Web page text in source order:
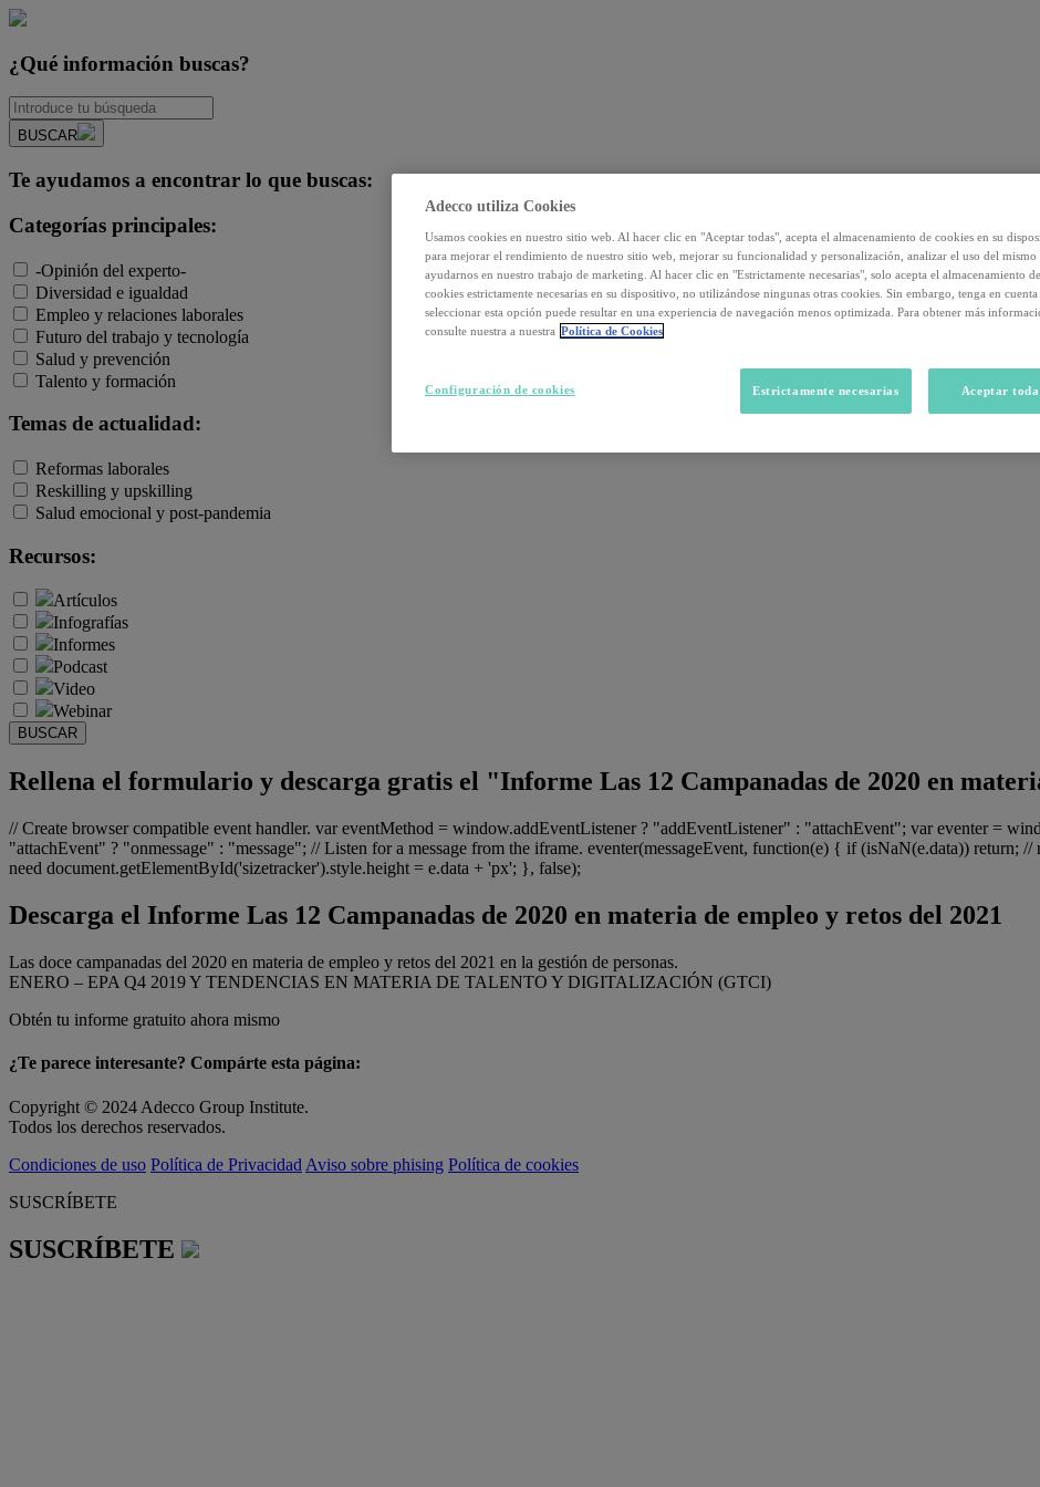
¿Qué información buscas?
BUSCAR
Te ayudamos a encontrar lo que buscas:
Categorías principales:
-Opinión del experto-
Diversidad e igualdad
Empleo y relaciones laborales
Futuro del trabajo y tecnología
Salud y prevención
Talento y formación
Temas de actualidad:
Reformas laborales
Reskilling y upskilling
Salud emocional y post-pandemia
Recursos:
Artículos
Infografías
Informes
Podcast
Video
Webinar
BUSCAR
Rellena el formulario y descarga gratis el "Informe Las 12 Campanadas de 2020 en
// Create browser compatible event handler. var eventMethod = window.addEventListener ? "addEventListener" : "attachEvent"; var eventer =
"attachEvent" ? "onmessage" : "message"; // Listen for a message from the iframe. eventer(messageEvent, function(e) { if (isNaN(e.data)) return;
need document.getElementById('sizetracker').style.height = e.data + 'px'; }, false);
Descarga el Informe Las 12 Campanadas de 2020 en materia de empleo y retos del 2021
Las doce campanadas del 2020 en materia de empleo y retos del 2021 en la gestión de personas.
ENERO – EPA Q4 2019 Y TENDENCIAS EN MATERIA DE TALENTO Y DIGITALIZACIÓN (GTCI)
Obtén tu informe gratuito ahora mismo
¿Te parece interesante? Compárte esta página:
Copyright © 2024 Adecco Group Institute.
Todos los derechos reservados.
Condiciones de uso Política de Privacidad Aviso sobre phising Política de cookies
SUSCRÍBETE
SUSCRÍBETE
Adecco utiliza Cookies
Usamos cookies en nuestro sitio web. Al hacer clic en "Aceptar todas", acepta el almacenamiento de cookies en su
para mejorar el rendimiento de nuestro sitio web, mejorar su funcionalidad y personalización, analizar el uso del mismo
ayudarnos en nuestro trabajo de marketing. Al hacer clic en "Estrictamente necesarias", solo acepta el almacenamiento de
cookies estrictamente necesarias en su dispositivo, no utilizándose ningunas otras cookies. Sin embargo, tenga en cuenta
seleccionar esta opción puede resultar en una experiencia de navegación menos optimizada. Para obtener más
consulte nuestra a nuestra Política de Cookies
Estrictamente necesarias Aceptar
Configuración de cookies